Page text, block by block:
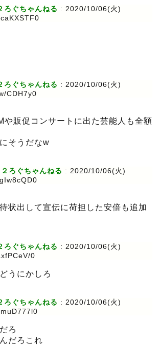
ろぐちゃんねる : 2020/10/06(火)
ろぐちゃんねる : 2020/10/06(火)
CDH7y0
や販促コンサートに出た芸能人も全額
そうだなw
ろぐちゃんねる : 2020/10/06(火)
状出して宣伝に荷担した安倍も追加
ろぐちゃんねる : 2020/10/06(火)
0
うにかしろ
ろぐちゃんねる : 2020/10/06(火)
ろ
だろこれ